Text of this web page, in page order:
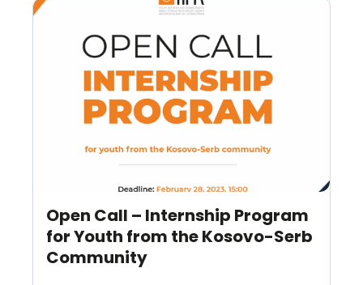
Open Call – Internship Program
for Youth from the Kosovo-Serb
Community